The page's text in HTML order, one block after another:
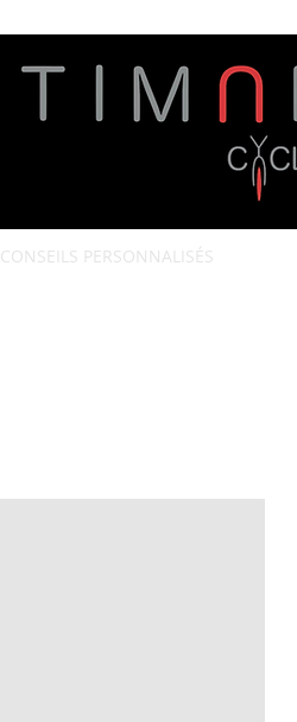
CONSEILS PERSONNALISÉS